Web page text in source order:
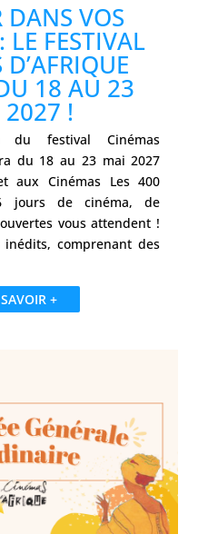
DANS VOS
LE FESTIVAL
18 AU 23
!
du festival Cinémas
du 18 au 23 mai 2027
aux Cinémas Les 400
jours de cinéma, de
vous attendent !
comprenant des
+